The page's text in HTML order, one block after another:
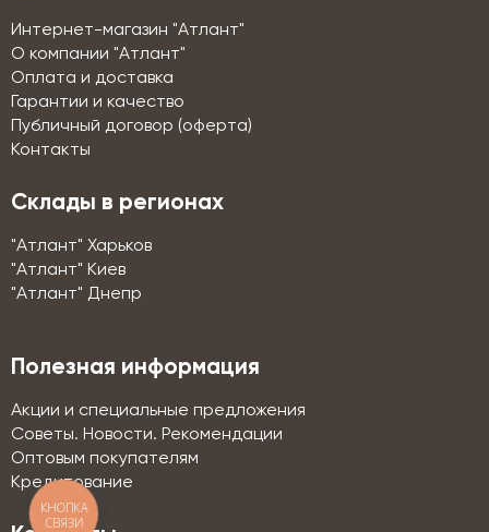
Интернет-магазин "Атлант"
О компании "Атлант"
Оплата и доставка
Гарантии и качество
Публичный договор (оферта)
Контакты
Склады в регионах
"Атлант" Харьков
"Атлант" Киев
"Атлант" Днепр
Полезная информация
Акции и специальные предложения
Советы. Новости. Рекомендации
Оптовым покупателям
Кредитование
КНОПКА
СВЯЗИ